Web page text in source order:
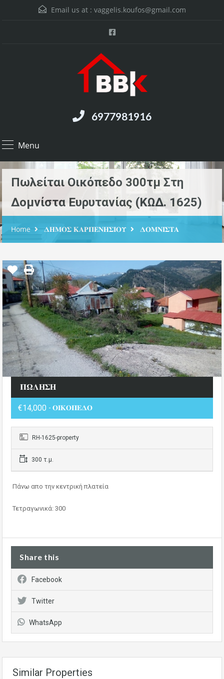
Email us at : vaggelis.koufos@gmail.com
6977981916
Menu
Πωλείται Οικόπεδο 300τμ Στη
Δομνίστα Ευρυτανίας (ΚΩΔ. 1625)
Home 𝚫𝚮𝚳𝚶𝚺 𝚱𝚨𝚸𝚷𝚬𝚴𝚮𝚺𝚰𝚶𝚼 𝚫𝚶𝚳𝚴𝚰𝚺𝚻𝚨
𝚷𝛀𝚲𝚮𝚺𝚮
€14,000 - 𝚶𝚰𝚱𝚶𝚷𝚬𝚫𝚶
RH-1625-property
300 τ.μ.
Πάνω απο την κεντρική πλατεία
Τετραγωνικά: 300
Share this
Facebook
Twitter
WhatsApp
Similar Properties